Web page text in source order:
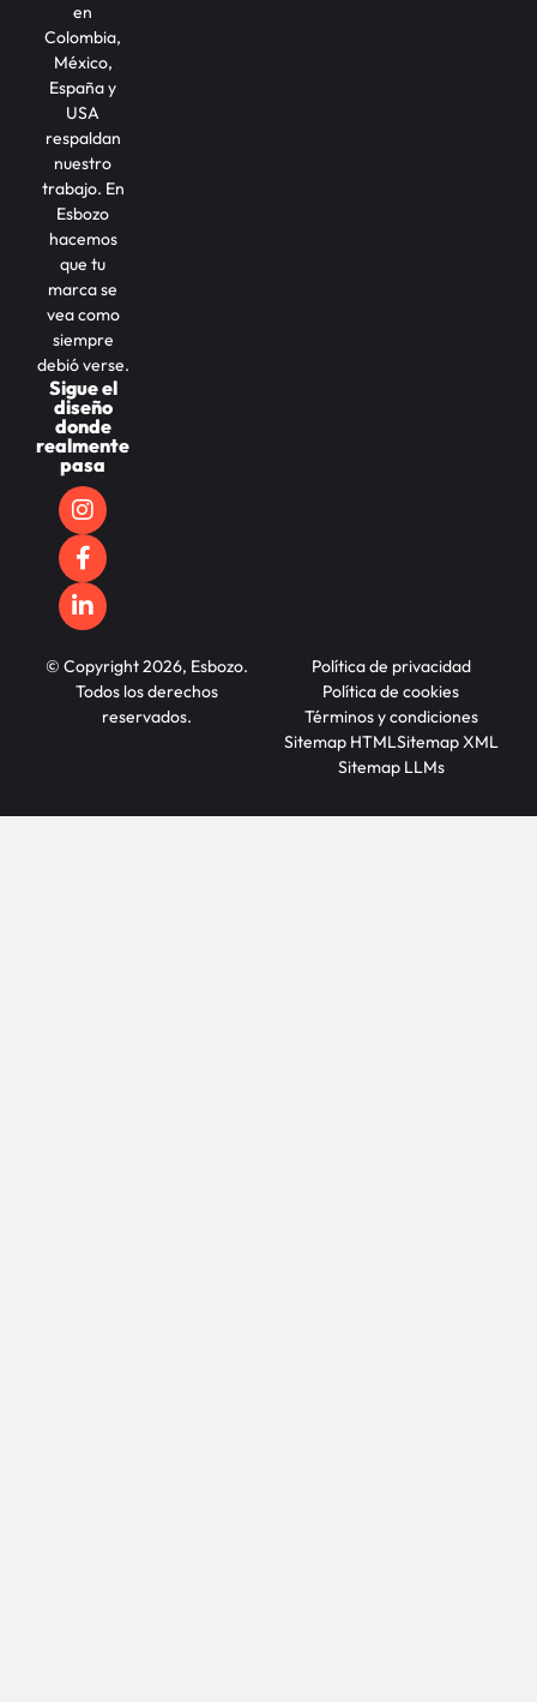
en
Colombia,
México,
España y
USA
respaldan
nuestro
trabajo. En
Esbozo
hacemos
que tu
marca se
vea como
siempre
debió verse.
Sigue el
diseño
donde
realmente
pasa
© Copyright 2026, Esbozo.
Todos los derechos
reservados.
Política de privacidad
Política de cookies
Términos y condiciones
Sitemap HTMLSitemap XML
Sitemap LLMs